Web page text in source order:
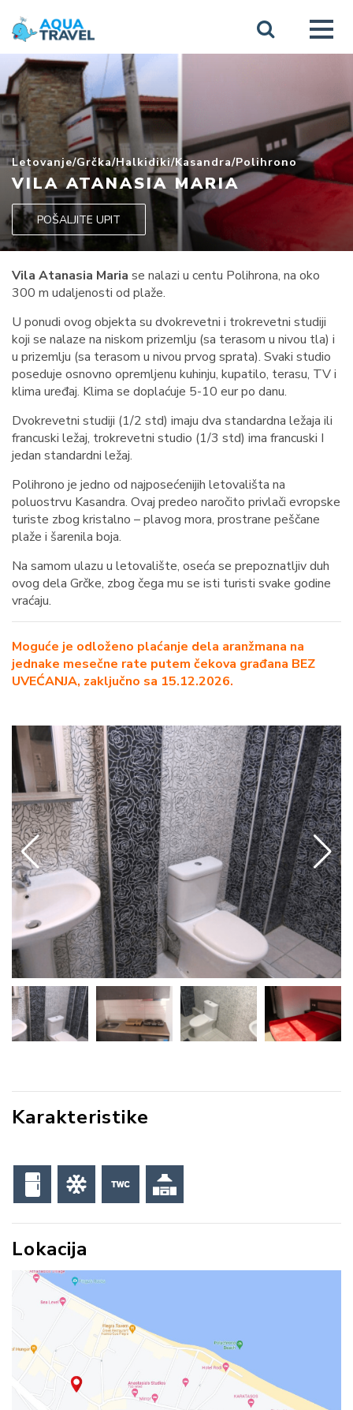
Letovanje/Grčka/Halkidiki/Kasandra/Polihrono
VILA ATANASIA MARIA
POŠALJITE UPIT
Vila Atanasia Maria se nalazi u centu Polihrona, na oko
300 m udaljenosti od plaže.
U ponudi ovog objekta su dvokrevetni i trokrevetni studiji
koji se nalaze na niskom prizemlju (sa terasom u nivou tla) i
u prizemlju (sa terasom u nivou prvog sprata). Svaki studio
poseduje osnovno opremljenu kuhinju, kupatilo, terasu, TV i
klima uređaj. Klima se doplaćuje 5-10 eur po danu.
Dvokrevetni studiji (1/2 std) imaju dva standardna ležaja ili
francuski ležaj, trokrevetni studio (1/3 std) ima francuski I
jedan standardni ležaj.
Polihrono je jedno od najposećenijih letovališta na
poluostrvu Kasandra. Ovaj predeo naročito privlači evropske
turiste zbog kristalno – plavog mora, prostrane peščane
plaže i šarenila boja.
Na samom ulazu u letovalište, oseća se prepoznatljiv duh
ovog dela Grčke, zbog čega mu se isti turisti svake godine
vraćaju.
Moguće je odloženo plaćanje dela aranžmana na
jednake mesečne rate putem čekova građana BEZ
UVEĆANJA, zaključno sa 15.12.2026.
Karakteristike
Lokacija